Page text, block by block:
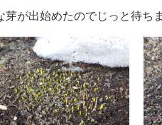
芽が出始めたのでじっと待ち